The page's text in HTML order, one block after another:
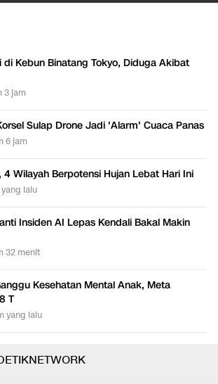
di Kebun Binatang Tokyo, Diduga Akibat
3 jam
Sulap Drone Jadi 'Alarm' Cuaca Panas
6 jam
4 Wilayah Berpotensi Hujan Lebat Hari Ini
lalu
Insiden AI Lepas Kendali Bakal Makin
32 menit
Kesehatan Mental Anak, Meta
T
yang lalu